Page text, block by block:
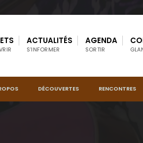
ACTUALITÉS
S’INFORMER
AGENDA
SORTIR
DÉCOUVERTES RENCONTRES